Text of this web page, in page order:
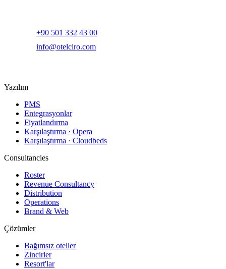
+90 501 332 43 00
info@otelciro.com
Yazılım
PMS
Entegrasyonlar
Fiyatlandırma
Karşılaştırma · Opera
Karşılaştırma · Cloudbeds
Consultancies
Roster
Revenue Consultancy
Distribution
Operations
Brand & Web
Çözümler
Bağımsız oteller
Zincirler
Resort'lar